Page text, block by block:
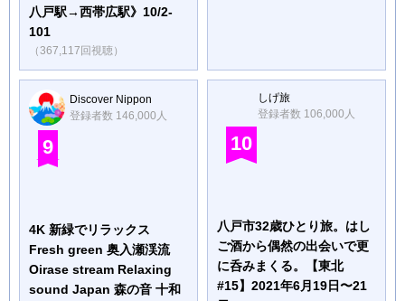
八戸駅→西帯広駅》10/2-
101
（367,117回視聴）
Discover Nippon
登録者数 146,000人
9
4K 新緑でリラックス
Fresh green 奥入瀬渓流
Oirase stream Relaxing
sound Japan 森の音 十和
しげ旅
登録者数 106,000人
10
八戸市32歳ひとり旅。はし
ご酒から偶然の出会いで更
に呑みまくる。【東北
#15】2021年6月19日〜21